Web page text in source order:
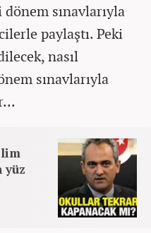
sınavlarıyla
paylaştı. Peki
nasıl
sınavlarıyla
yüz